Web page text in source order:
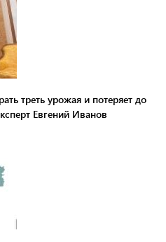
треть урожая и потеряет до
Евгений Иванов